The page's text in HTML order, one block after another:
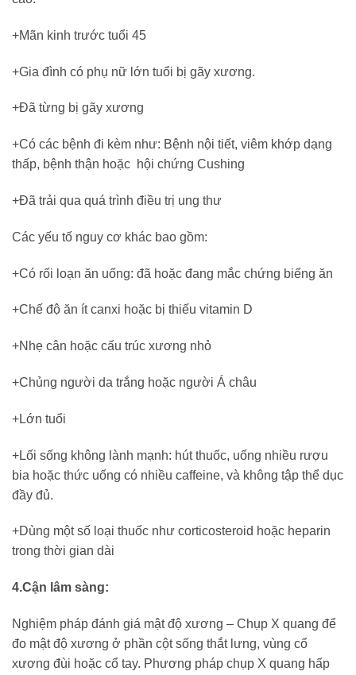
+Mãn kinh trước tuổi 45
+Gia đình có phụ nữ lớn tuổi bị gãy xương.
+Đã từng bị gãy xương
+Có các bệnh đi kèm như: Bệnh nội tiết, viêm khớp dạng
thấp, bệnh thận hoặc hội chứng Cushing
+Đã trải qua quá trình điều trị ung thư
Các yếu tố nguy cơ khác bao gồm:
+Có rối loạn ăn uống: đã hoặc đang mắc chứng biếng ăn
+Chế độ ăn ít canxi hoặc bị thiếu vitamin D
+Nhẹ cân hoặc cấu trúc xương nhỏ
+Chủng người da trắng hoặc người Á châu
+Lớn tuổi
+Lối sống không lành mạnh: hút thuốc, uống nhiều rượu
bia hoặc thức uống có nhiều caffeine, và không tập thể dục
đầy đủ.
+Dùng một số loại thuốc như corticosteroid hoặc heparin
trong thời gian dài
4.Cận lâm sàng:
Nghiệm pháp đánh giá mật độ xương – Chụp X quang để
đo mật độ xương ở phần cột sống thắt lưng, vùng cổ
xương đùi hoặc cổ tay. Phương pháp chụp X quang hấp